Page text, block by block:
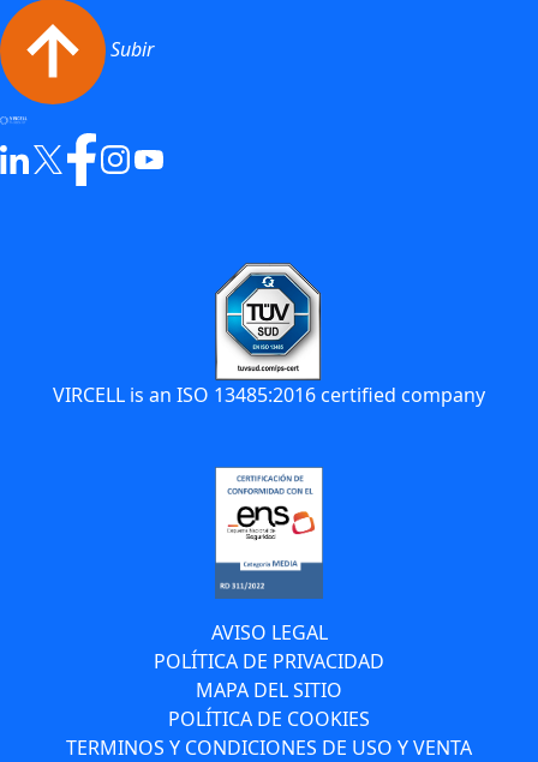
Subir
VIRCELL is an ISO 13485:2016 certified company
AVISO LEGAL
POLÍTICA DE PRIVACIDAD
MAPA DEL SITIO
POLÍTICA DE COOKIES
TERMINOS Y CONDICIONES DE USO Y VENTA